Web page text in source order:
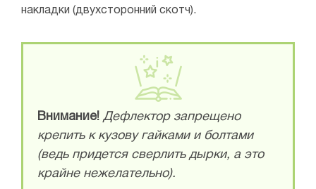
накладки (двухсторонний скотч).
Внимание! Дефлектор запрещено
крепить к кузову гайками и болтами
(ведь придется сверлить дырки, а это
крайне нежелательно).